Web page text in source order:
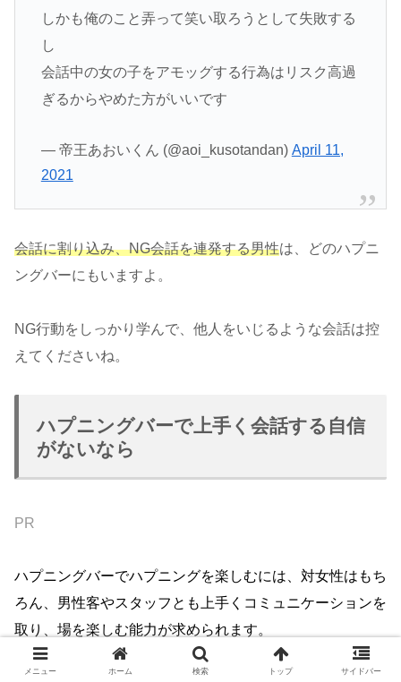
しかも俺のこと弄って笑い取ろうとして失敗する
し
会話中の女の子をアモッグする行為はリスク高過
ぎるからやめた方がいいです
— 帝王あおいくん (@aoi_kusotandan) April 11,
2021
会話に割り込み、NG会話を連発する男性は、どのハプニ
ングバーにもいますよ。
NG行動をしっかり学んで、他人をいじるような会話は控
えてくださいね。
ハプニングバーで上手く会話する自信
がないなら
PR
ハプニングバーでハプニングを楽しむには、対女性はもち
ろん、男性客やスタッフとも上手くコミュニケーションを
取り、場を楽しむ能力が求められます。
メニュー ホーム 検索 トップ サイドバー